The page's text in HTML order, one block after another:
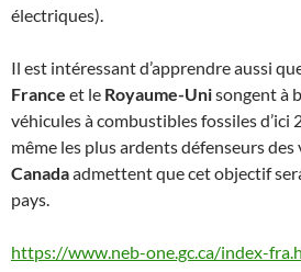
électriques).
Il est intéressant d’apprendre aussi
France et le Royaume-Unisongent à
véhicules à combustibles fossiles d’ici
même les plus ardents défenseurs
Canadaadmettent que cet objectif
pays.
https://www.neb-one.gc.ca/index-